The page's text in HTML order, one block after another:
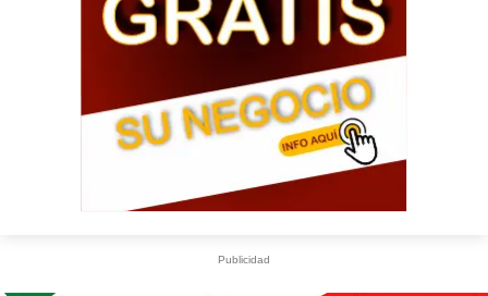
Publicidad